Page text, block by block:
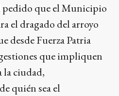
pedido que el Municipio
el dragado del arroyo
desde Fuerza Patria
que impliquen
la ciudad,
quién sea el